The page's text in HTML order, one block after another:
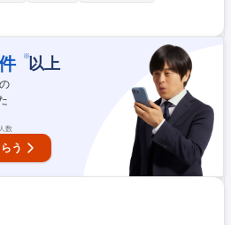
例】 ■官公庁案
ギーや省エネに関する国家プロジェクト
援 ■大手エネルギー会社：中期計画実現
支援/申込書・バックオフィス業務、DX
※各業界で最大手群の優良企業や先進企業
の国策事業を推進する民間団体など、幅
験者大歓迎
※以上
数
う